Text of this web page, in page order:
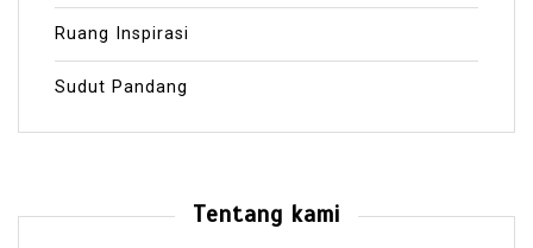
Ruang Inspirasi
Sudut Pandang
Tentang kami